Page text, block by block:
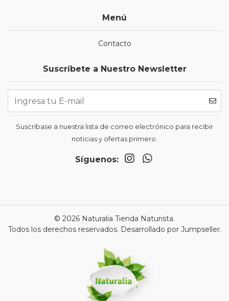
Menú
Contacto
Suscríbete a Nuestro Newsletter
Suscríbase a nuestra lista de correo electrónico para recibir
noticias y ofertas primero.
Síguenos:
© 2026 Naturalia Tienda Naturista.
Todos los derechos reservados. Desarrollado por Jumpseller.